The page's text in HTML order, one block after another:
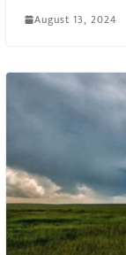
August 13, 2024